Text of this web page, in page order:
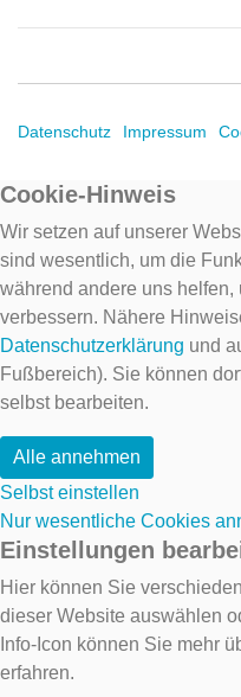
Datenschutz Impressum
Cookie-Hinweis
Wir setzen auf unserer
sind wesentlich, um die
während andere uns
verbessern. Nähere
Datenschutzerklärung und
Fußbereich). Sie können
selbst bearbeiten.
Alle annehmen
Selbst einstellen
Nur wesentliche Cookies
Einstellungen
Hier können Sie
dieser Website auswählen
Info-Icon können Sie mehr
erfahren.